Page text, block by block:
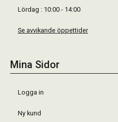
Lördag : 10:00 - 14:00
Se avvikande öppettider
Mina Sidor
Logga in
Ny kund